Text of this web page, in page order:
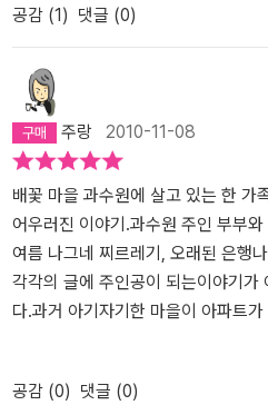
모습을 쓴 책입니다. 아이들에게 꿈
랑, 청순, 미모, 그런 것 말고, 모험,
게 해 주는 책이라는 것을....... 읽어
린이 들에게, 이 책을 권해 주고 싶습
공감 (1) 댓글 (0)
주랑 2010-11-08
배꽃 마을 과수원에 살고 있는 한 가
어우러진 이야기.과수원 주인 부부
여름 나그네 찌르레기, 오래된 은행
각각의 글에 주인공이 되는이야기가
다.과거 아기자기한 마을이 아파트
이 어떻게 어우러져 살아야 하는 지
의 일부임을 느낄 수 있게 한다.자기
공감 (0) 댓글 (0)